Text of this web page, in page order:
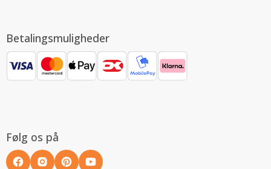
Betalingsmuligheder
Følg os på